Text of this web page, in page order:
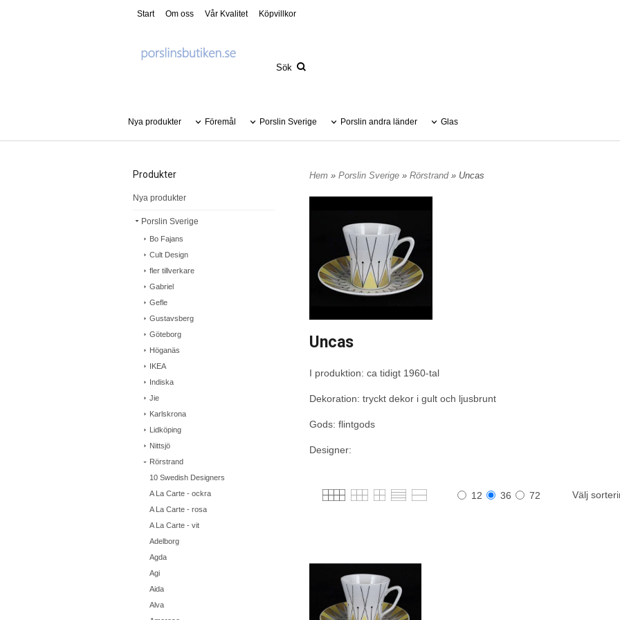
Start Om oss Vår Kvalitet Köpvillkor
Nya produkter Föremål Porslin Sverige Porslin andra länder Glas
Produkter
Nya produkter
Porslin Sverige
Bo Fajans
Cult Design
fler tillverkare
Gabriel
Gefle
Gustavsberg
Göteborg
Höganäs
IKEA
Indiska
Jie
Karlskrona
Lidköping
Nittsjö
Rörstrand
10 Swedish Designers
A La Carte - ockra
A La Carte - rosa
A La Carte - vit
Adelborg
Agda
Agi
Aida
Alva
Hem » Porslin Sverige » Rörstrand » Uncas
Uncas
I produktion: ca tidigt 1960-tal
Dekoration: tryckt dekor i gult och ljusbrunt
Gods: flintgods
Designer:
12 36 72 Välj